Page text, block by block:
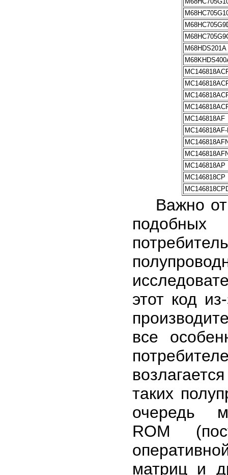
M68HDS201A
MC146818AF
MC146818AP
MC146818CP
Важно
подобных
этот код
все
таких
очередь
ROM
матриц и